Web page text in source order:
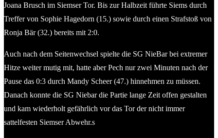
Joana Brusch im Siemser Tor. Bis zur Halbzeit führte Siems durch
Treffer von Sophie Hagedorn (15.) sowie durch einen Strafstoß von
Ronja Bär (32.) bereits mit 2:0.
Auch nach dem Seitenwechsel spielte die SG NieBar bei extremer
Hitze weiter mutig mit, hatte aber Pech nur zwei Minuten nach der
Pause das 0:3 durch Mandy Scheer (47.) hinnehmen zu müssen.
Danach konnte die SG Niebar die Partie lange Zeit offen gestalten
und kam wiederholt gefährlich vor das Tor der nicht immer
sattelfesten Siemser Abwehr.s